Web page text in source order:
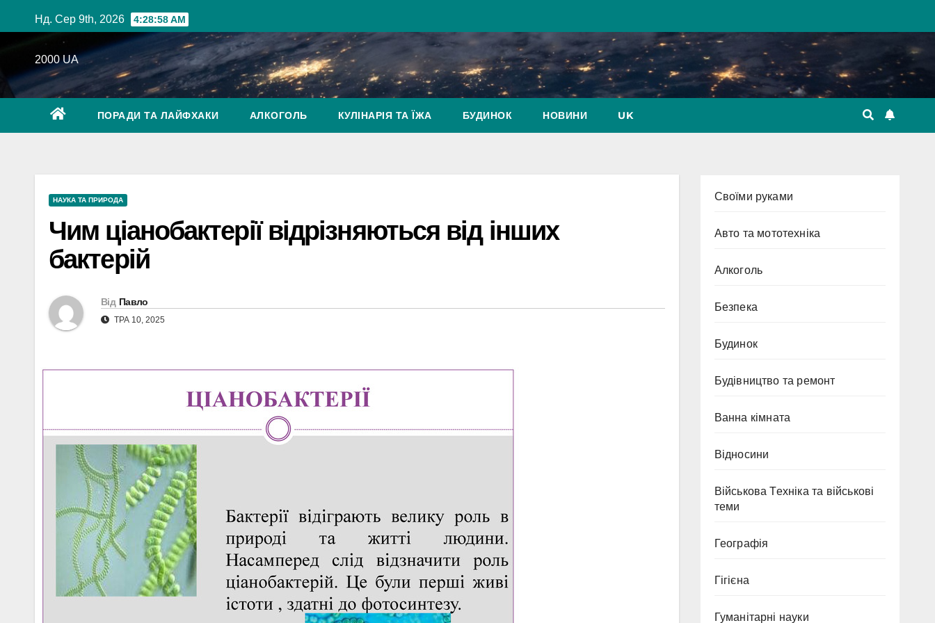
до
Нд. Сер 9th, 2026 4:28:59 AM
2000 UA
ПОРАДИ ТА ЛАЙФХАКИ АЛКОГОЛЬ КУЛІНАРІЯ ТА ЇЖА БУДИНОК НОВИНИ UK
НАУКА ТА ПРИРОДА
Чим ціанобактерії відрізняються від інших
бактерій
Від Павло
ТРА 10, 2025
Cвоїми руками
Авто та мототехніка
Алкоголь
Безпека
Будинок
Будівництво та ремонт
Ванна кімната
Відносини
Військова Техніка та військові
теми
Географія
Гігієна
Гуманітарні науки